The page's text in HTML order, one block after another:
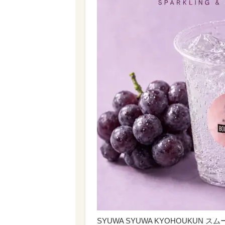
SYUWA SYUWA KYOHOUKUN スム